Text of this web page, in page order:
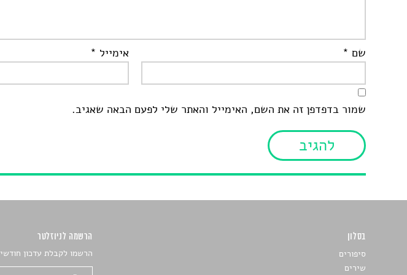
שם * אימייל *
שמור בדפדפן זה את השם, האימייל והאתר שלי לפעם הבאה שאגיב.
בסלון
סיפורים
שירים
הרשמה לניוזלטר
הרשמו לקבלת עדכון חודשי